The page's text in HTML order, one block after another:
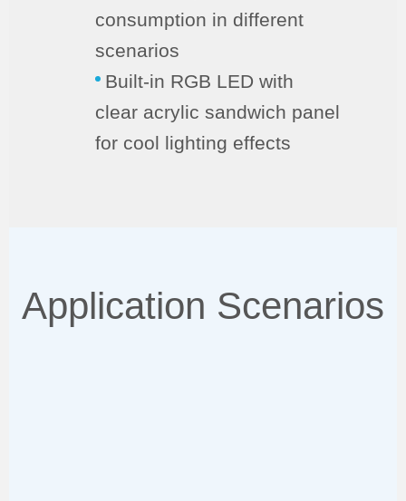
consumption in different
scenarios
Built-in RGB LED with
clear acrylic sandwich panel
for cool lighting effects
Application Scenarios